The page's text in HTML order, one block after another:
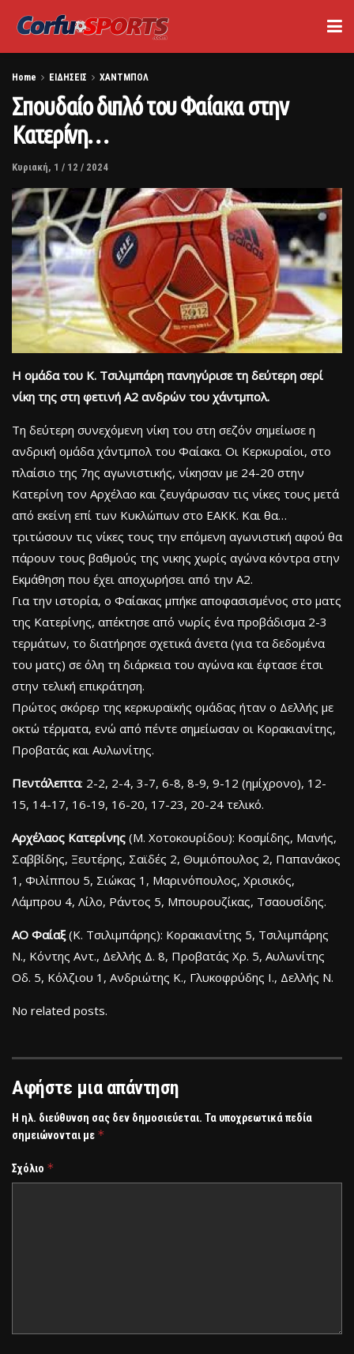
Home ΕΙΔΗΣΕΙΣ ΧΑΝΤΜΠΟΛ
Σπουδαίο διπλό του Φαίακα στην
Κατερίνη…
Κυριακή, 1 / 12 / 2024
Η ομάδα του Κ. Τσιλιμπάρη πανηγύρισε τη δεύτερη σερί
νίκη της στη φετινή Α2 ανδρών του χάντμπολ.
Τη δεύτερη συνεχόμενη νίκη του στη σεζόν σημείωσε η
ανδρική ομάδα χάντμπολ του Φαίακα. Οι Κερκυραίοι, στο
πλαίσιο της 7ης αγωνιστικής, νίκησαν με 24-20 στην
Κατερίνη τον Αρχέλαο και ζευγάρωσαν τις νίκες τους μετά
από εκείνη επί των Κυκλώπων στο ΕΑΚΚ. Και θα…
τριτώσουν τις νίκες τους την επόμενη αγωνιστική αφού θα
πάρουν τους βαθμούς της νικης χωρίς αγώνα κόντρα στην
Εκμάθηση που έχει αποχωρήσει από την Α2.
Για την ιστορία, ο Φαίακας μπήκε αποφασισμένος στο ματς
της Κατερίνης, απέκτησε από νωρίς ένα προβάδισμα 2-3
τερμάτων, το διατήρησε σχετικά άνετα (για τα δεδομένα
του ματς) σε όλη τη διάρκεια του αγώνα και έφτασε έτσι
στην τελική επικράτηση.
Πρώτος σκόρερ της κερκυραϊκής ομάδας ήταν ο Δελλής με
οκτώ τέρματα, ενώ από πέντε σημείωσαν οι Κορακιανίτης,
Προβατάς και Αυλωνίτης.
Πεντάλεπτα: 2-2, 2-4, 3-7, 6-8, 8-9, 9-12 (ημίχρονο), 12-
15, 14-17, 16-19, 16-20, 17-23, 20-24 τελικό.
Αρχέλαος Κατερίνης (Μ. Χοτοκουρίδου): Κοσμίδης, Μανής,
Σαββίδης, Ξευτέρης, Σαϊδές 2, Θυμιόπουλος 2, Παπανάκος
1, Φιλίππου 5, Σιώκας 1, Μαρινόπουλος, Χρισικός,
Λάμπρου 4, Λίλο, Ράντος 5, Μπουρουζίκας, Τσαουσίδης.
ΑΟ Φαίαξ (Κ. Τσιλιμπάρης): Κορακιανίτης 5, Τσιλιμπάρης
Ν., Κόντης Αντ., Δελλής Δ. 8, Προβατάς Χρ. 5, Αυλωνίτης
Οδ. 5, Κόλζιου 1, Ανδριώτης Κ., Γλυκοφρύδης Ι., Δελλής Ν.
No related posts.
Αφήστε μια απάντηση
Η ηλ. διεύθυνση σας δεν δημοσιεύεται. Τα υποχρεωτικά πεδία
σημειώνονται με *
Σχόλιο *